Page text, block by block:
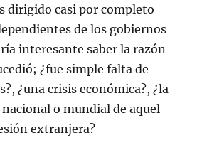
dirigido casi por completo
de los gobiernos
interesante saber la razón
¿fue simple falta de
¿una crisis económica?, ¿la
o mundial de aquel
extranjera?